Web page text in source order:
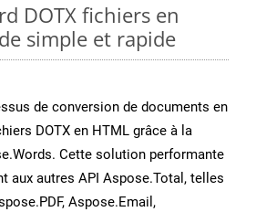
DOTX fichiers en
simple et rapide
de conversion de documents en
DOTX en HTML grâce à la
Cette solution performante
aux autres API Aspose.Total, telles
Aspose.Email,